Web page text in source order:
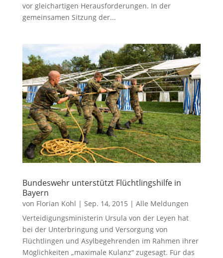
vor gleichartigen Herausforderungen. In der
gemeinsamen Sitzung der...
Bundeswehr unterstützt Flüchtlingshilfe in
Bayern
von Florian Kohl | Sep. 14, 2015 | Alle Meldungen
Verteidigungsministerin Ursula von der Leyen hat
bei der Unterbringung und Versorgung von
Flüchtlingen und Asylbegehrenden im Rahmen ihrer
Möglichkeiten „maximale Kulanz“ zugesagt. Für das